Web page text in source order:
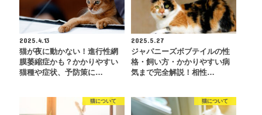
2025.4.13
猫が夜に動かない！進行性網
膜萎縮症かも？かかりやすい
猫種や症状、予防策に…
2025.5.27
ジャパニーズボブテイルの性
格・飼い方・かかりやすい病
気まで完全解説！相性…
猫について 猫について